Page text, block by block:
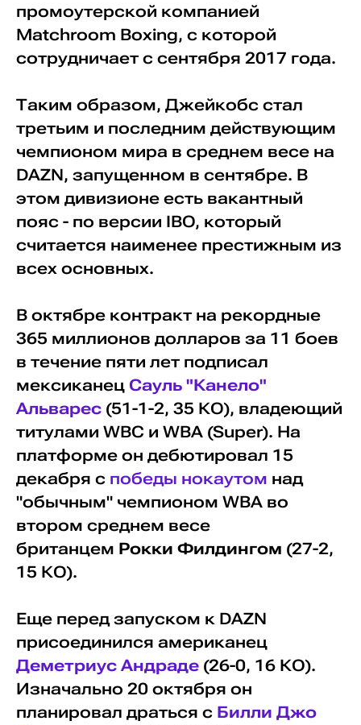
промоутерской компанией
Matchroom Boxing, c которой
сотрудничает с сентября 2017 года.
Таким образом, Джейкобс стал
третьим и последним действующим
чемпионом мира в среднем весе на
DAZN, запущенном в сентябре. В
этом дивизионе есть вакантный
пояс - по версии IBO, который
считается наименее престижным из
всех основных.
В октябре контракт на рекордные
365 миллионов долларов за 11 боев
в течение пяти лет подписал
мексиканец Сауль "Канело"
Альварес(51-1-2, 35 КО), владеющий
титулами WBC и WBA (Super). На
платформе он дебютировал 15
декабря с победы нокаутом над
"обычным" чемпионом WBA во
втором среднем весе
британцем Рокки Филдингом (27-2,
15 КО).
Еще перед запуском к DAZN
присоединился американец
Деметриус Андраде(26-0, 16 КО).
Изначально 20 октября он
планировал драться с Билли Джо